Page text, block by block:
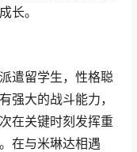
长。
遣留学生，性格聪
强大的战斗能力，
在关键时刻发挥重
在与米琳达相遇